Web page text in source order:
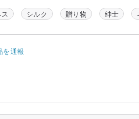
シルク 贈り物 紳士
を通報